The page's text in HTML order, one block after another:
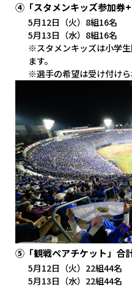
④「スタメンキッズ参加券
5月12日（火）8組16名
5月13日（水）8組16名
※スタメンキッズは小学
ます。
※選手の希望は受け付け
⑤「観戦ペアチケット」合
5月12日（火）22組44名
5月13日（水）22組44名